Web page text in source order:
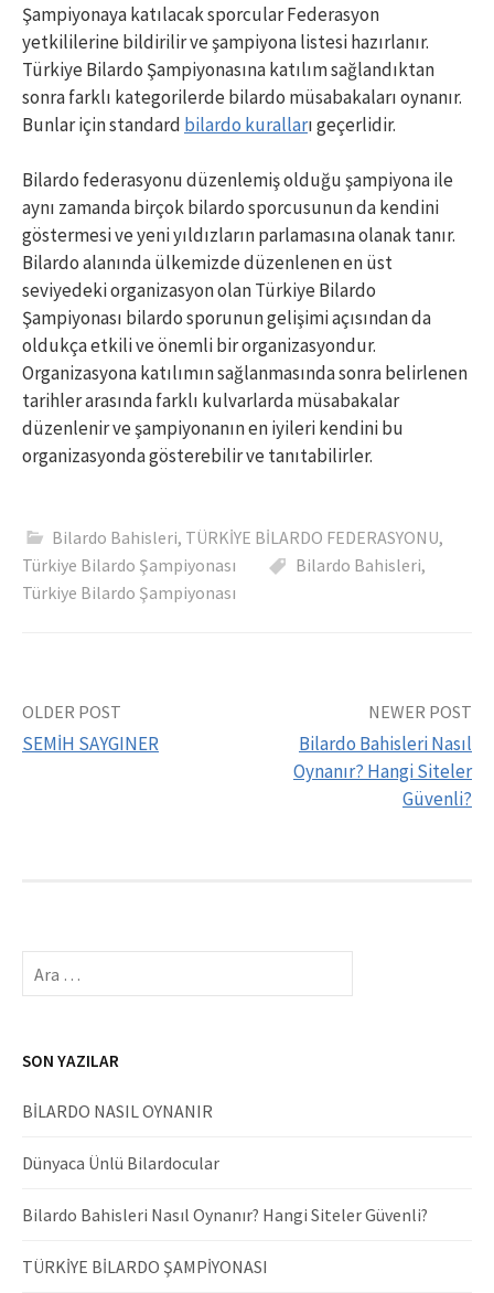
Şampiyonaya katılacak sporcular Federasyon
yetkililerine bildirilir ve şampiyona listesi hazırlanır.
Türkiye Bilardo Şampiyonasına katılım sağlandıktan
sonra farklı kategorilerde bilardo müsabakaları oynanır.
Bunlar için standard bilardo kuralları geçerlidir.
Bilardo federasyonu düzenlemiş olduğu şampiyona ile
aynı zamanda birçok bilardo sporcusunun da kendini
göstermesi ve yeni yıldızların parlamasına olanak tanır.
Bilardo alanında ülkemizde düzenlenen en üst
seviyedeki organizasyon olan Türkiye Bilardo
Şampiyonası bilardo sporunun gelişimi açısından da
oldukça etkili ve önemli bir organizasyondur.
Organizasyona katılımın sağlanmasında sonra belirlenen
tarihler arasında farklı kulvarlarda müsabakalar
düzenlenir ve şampiyonanın en iyileri kendini bu
organizasyonda gösterebilir ve tanıtabilirler.
Bilardo Bahisleri, TÜRKİYE BİLARDO FEDERASYONU,
Türkiye Bilardo Şampiyonası
Bilardo Bahisleri,
Türkiye Bilardo Şampiyonası
Yazı
OLDER POST
SEMİH SAYGINER
NEWER POST
Bilardo Bahisleri Nasıl
Oynanır? Hangi Siteler
Güvenli?
Arama:
SON YAZILAR
BİLARDO NASIL OYNANIR
Dünyaca Ünlü Bilardocular
Bilardo Bahisleri Nasıl Oynanır? Hangi Siteler Güvenli?
TÜRKİYE BİLARDO ŞAMPİYONASI